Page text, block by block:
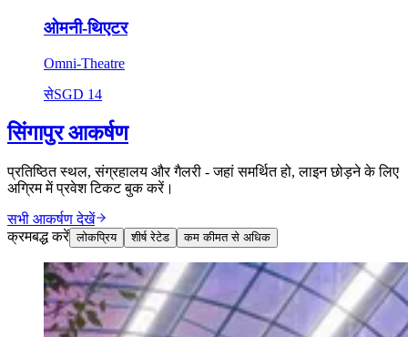
ओमनी-थिएटर
Omni-Theatre
सेSGD 14
सिंगापुर आकर्षण
प्रतिष्ठित स्थल, संग्रहालय और गैलरी - जहां समर्थित हो, लाइन छोड़ने के लिए
अग्रिम में प्रवेश टिकट बुक करें।
सभी आकर्षण देखें
क्रमबद्ध करें लोकप्रिय शीर्ष रेटेड कम कीमत से अधिक